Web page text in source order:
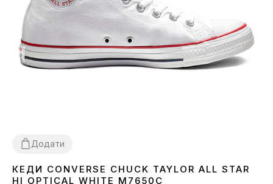
Додати
37383940 41 424344
КЕДИ CONVERSE CHUCK TAYLOR ALL STAR
HI OPTICAL WHITE M7650C